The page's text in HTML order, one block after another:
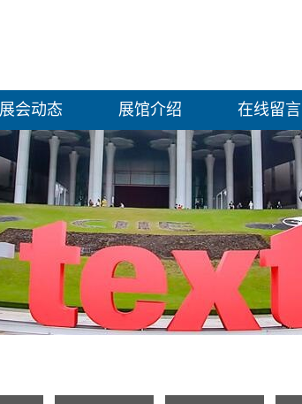
展会动态 展馆介绍 在线留言